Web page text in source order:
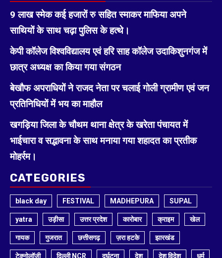
9 लाख स्मेक कई हजारों रु सहित स्माकर माफिया अपने
साथियों के साथ चढ़ा पुलिस के हत्थे।
केपी कॉलेज विश्वविद्यालय एवं हरि साह कॉलेज उदाकिशुनगंज में
छात्र अध्यक्ष का किया गया संगठन
बेखौफ अपराधियों ने राजद नेता पर चलाई गोली ग्रामीण एवं जन
प्रतिनिधियों में भय का माहौल
खगड़िया जिला के चौथम थाना क्षेत्र के खरेता पंचायत में
भाईचारा व सद्भावना के साथ मनाया गया शहादत का प्रतीक
मोहर्रम।
CATEGORIES
black day FESTIVAL MADHEPURA SUPAL
yatra उड़ीसा उत्तर प्रदेश कारोबार क्राइम खेल
गायक गुजरात छत्तीसगढ़ ज़रा हटके झारखंड
टेक्नोलॉजी दिल्ली NCR दुर्घटना देश देश विदेश धर्म